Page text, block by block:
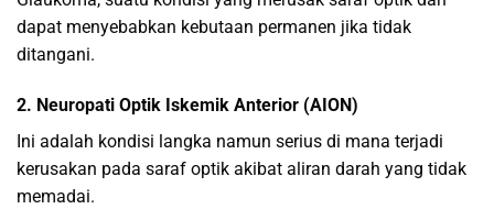
dapat menyebabkan kebutaan permanen jika tidak
ditangani.
2. Neuropati Optik Iskemik Anterior (AION)
Ini adalah kondisi langka namun serius di mana terjadi
kerusakan pada saraf optik akibat aliran darah yang tidak
memadai.